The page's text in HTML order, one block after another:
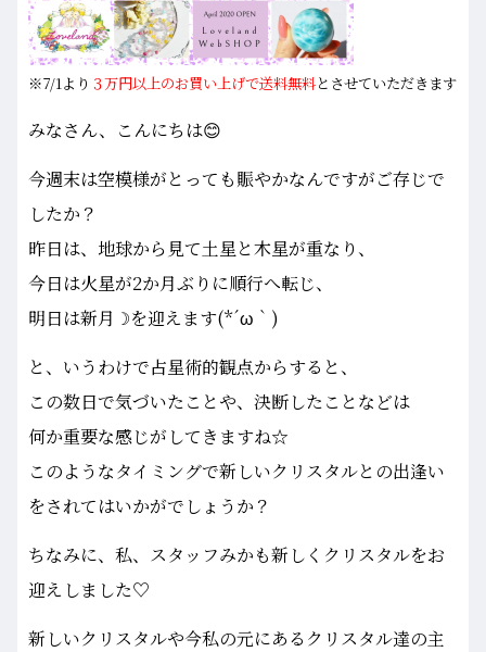
※7/1より ３万円以上のお買い上げで送料無料とさせていただきます
みなさん、こんにちは😊
今週末は空模様がとっても賑やかなんですがご存じで
したか？
昨日は、地球から見て土星と木星が重なり、
今日は火星が2か月ぶりに順行へ転じ、
明日は新月☽を迎えます(*´ω｀)
と、いうわけで占星術的観点からすると、
この数日で気づいたことや、決断したことなどは
何か重要な感じがしてきますね☆
このようなタイミングで新しいクリスタルとの出逢い
をされてはいかがでしょうか？
ちなみに、私、スタッフみかも新しくクリスタルをお
迎えしました♡
新しいクリスタルや今私の元にあるクリスタル達の主